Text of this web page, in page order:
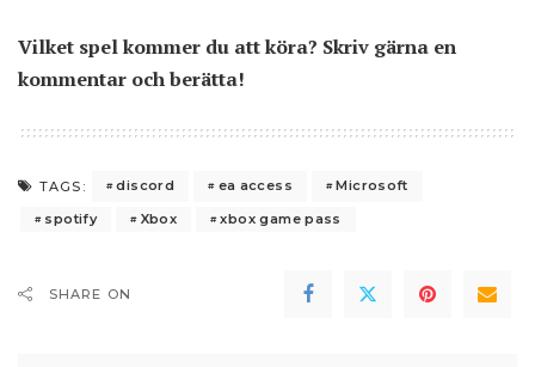
Vilket spel kommer du att köra? Skriv gärna en
kommentar och berätta!
TAGS: discord ea access
Microsoft
spotify
Xbox xbox game pass
SHARE ON